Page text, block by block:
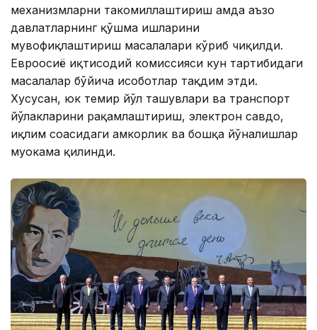
механизмларни такомиллаштириш ҳамда аъзо
давлатларнинг қўшма ишларини
мувофиқлаштириш масалалари кўриб чиқилди.
Евроосиё иқтисодий комиссияси кун тартибидаги
масалалар бўйича ҳисоботлар тақдим этди.
Хусусан, юк темир йўл ташувлари ва транспорт
йўлакларини рақамлаштириш, электрон савдо,
иқлим соҳасидаги ҳамкорлик ва бошқа йўналишлар
муҳокама қилинди.